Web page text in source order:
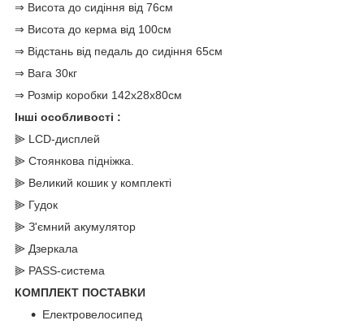
⇒ Висота до сидіння від 76см
⇒ Висота до керма від 100см
⇒ Відстань від педаль до сидіння 65см
⇒ Вага 30кг
⇒ Розмір коробки 142х28х80см
Інші особливості :
⫸ LCD-дисплей
⫸ Стоянкова підніжка.
⫸ Великий кошик у комплекті
⫸ Гудок
⫸ З'ємний акумулятор
⫸ Дзеркала
⫸ PASS-система
КОМПЛЕКТ ПОСТАВКИ
Електровелосипед